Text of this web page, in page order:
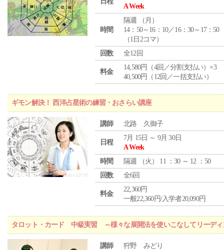
A Week
時間
隔週 （ 月 ）
14：50～16：10／16：30～17：50
（1日2コマ）
回数
全12回
料金
14,580円（4回／分割支払い）×3
40,500円（12回／一括支払い）
ギモン解決！ 西洋占星術の練習・おさらい講座
講師 北路 久御子
日程
7月 15日 ～ 9月 30日
A Week
時間
隔週 （火 ） 11 ：30 ～ 12 ：50
回数
全6回
料金
22,360円
一般22,360円/入学者20,090円
タロット・カード 中級実習 ～様々な展開法を使いこなしてリーディ
講師 狩野 みどり